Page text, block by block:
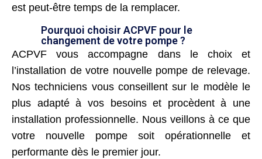
est peut-être temps de la remplacer.
Pourquoi choisir ACPVF pour le
changement de votre pompe ?
ACPVF vous accompagne dans le choix et
l’installation de votre nouvelle pompe de relevage.
Nos techniciens vous conseillent sur le modèle le
plus adapté à vos besoins et procèdent à une
installation professionnelle. Nous veillons à ce que
votre nouvelle pompe soit opérationnelle et
performante dès le premier jour.